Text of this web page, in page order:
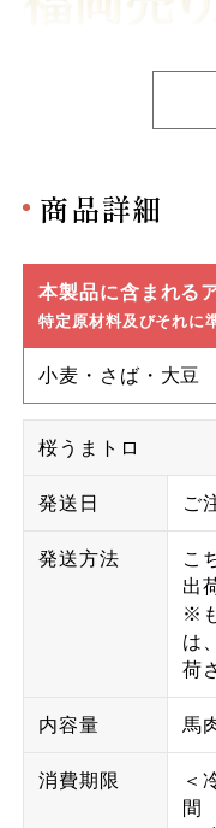
商品詳細
本製品に含まれる
特定原材料及びそれに
小麦・さば・大豆
桜うまトロ
発送日 ご
発送方法 こ
出
※
は
荷
内容量 馬
消費期限
＜
間